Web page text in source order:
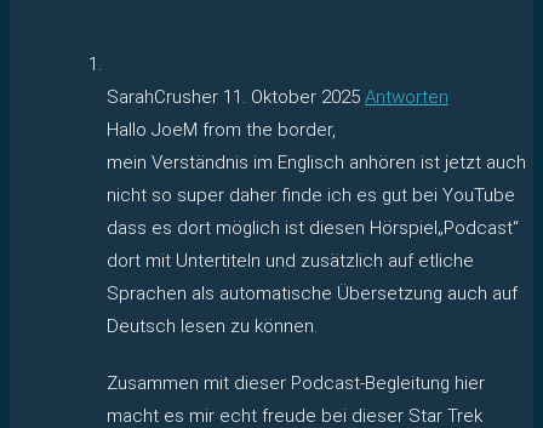
SarahCrusher 11. Oktober 2025 Antworten
Hallo JoeM from the border,
mein Verständnis im Englisch anhören ist jetzt auch
nicht so super daher finde ich es gut bei YouTube
dass es dort möglich ist diesen Hörspiel„Podcast“
dort mit Untertiteln und zusätzlich auf etliche
Sprachen als automatische Übersetzung auch auf
Deutsch lesen zu können.
Zusammen mit dieser Podcast-Begleitung hier
macht es mir echt freude bei dieser Star Trek